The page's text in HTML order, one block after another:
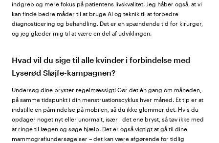
indgreb og mere fokus på patientens livskvalitet. Jeg håber også, at vi
kan finde bedre måder til at bruge AI og teknik til at forbedre
diagnosticering og behandling. Det er en spændende tid for kirurger,
og jeg glæder mig til at være en del af udviklingen.
Hvad vil du sige til alle kvinder i forbindelse med
Lyserød Sløjfe-kampagnen?
Undersøg dine bryster regelmæssigt! Gør det én gang om måneden,
på samme tidspunkt i din menstruationscyklus hver måned. Et tip er at
indstille en påmindelse på mobilen, så du ikke glemmer det. Hvis du
opdager noget nyt eller unormalt, især i det ene bryst, så tøv ikke med
at ringe til lægen og søge hjælp. Det er også vigtigt at gå til dine
mammografiundersøgelser – det kan være afgørende for tidlig